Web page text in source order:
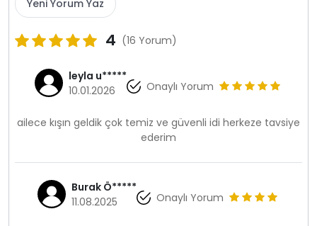
Yeni Yorum Yaz
4 (16 Yorum)
leyla u*****
10.01.2026
Onaylı Yorum
ailece kışın geldik çok temiz ve güvenli idi herkeze tavsiye
ederim
Burak Ö*****
11.08.2025
Onaylı Yorum